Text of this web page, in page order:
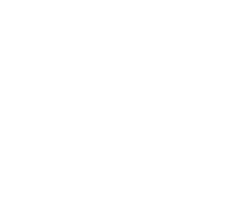
Ürün resmi kalitesiz,
Ürün açıklamasında
Ürün bilgilerinde
Ürün fiyatı diğer